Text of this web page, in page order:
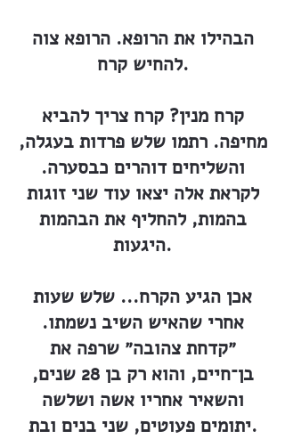
הבהילו את הרופא. הרופא צוה
להחיש קרח.
קרח מנין? קרח צריך להביא
מחיפה. רתמו שלש פרדות בעגלה,
והשליחים דוהרים כבסערה.
לקראת אלה יצאו עוד שני זוגות
בהמות, להחליף את הבהמות
היגעות.
אכן הגיע הקרח... שלש שעות
אחרי שהאיש השיב נשמתו.
״קדחת צהובה״ שרפה את
בן־חיים, והוא רק בן 28 שנים,
והשאיר אחריו אשה ושלשה
יתומים פעוטים, שני בנים ובת.